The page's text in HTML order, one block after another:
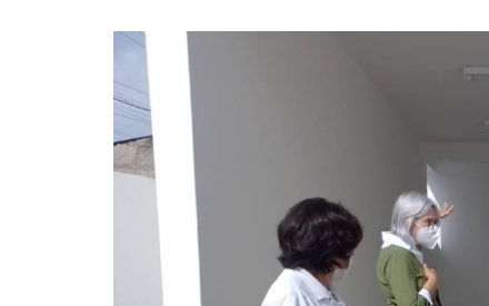
View
Larger
Image